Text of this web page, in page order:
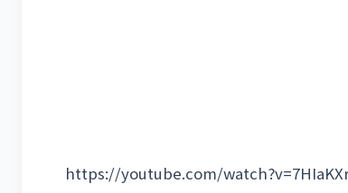
https://youtube.com/